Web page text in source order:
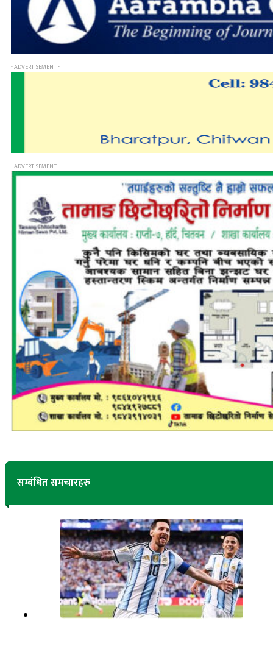
- ADVERTISEMENT -
- ADVERTISEMENT -
सम्बंधित समचारहरु